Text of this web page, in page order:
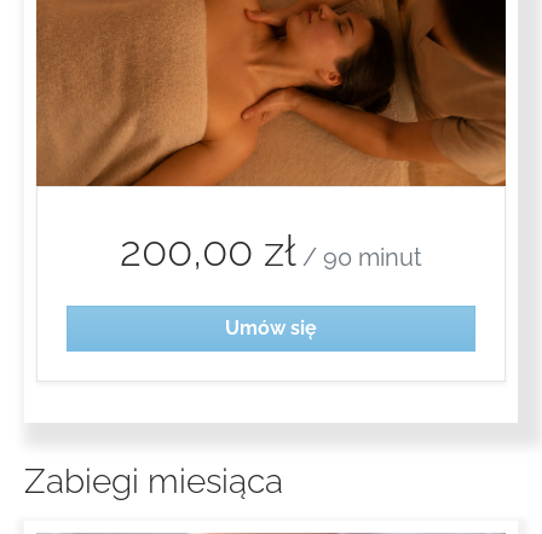
200,00 zł / 90 minut
Umów się
Zabiegi miesiąca